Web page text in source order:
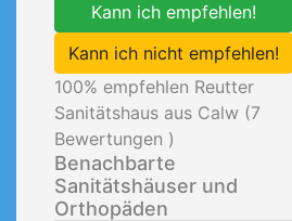
Kann ich empfehlen!
Kann ich nicht empfehlen!
100% empfehlen Reutter
Sanitätshaus aus Calw (7
Bewertungen )
Benachbarte
Sanitätshäuser und
Orthopäden